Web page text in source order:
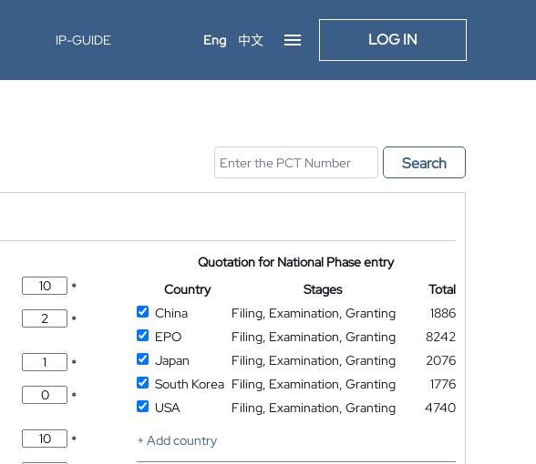
IP-GUIDE Eng 中文 LOG IN
Search
*
*
*
*
*
Quotation for National Phase entry
Country
Stages
Total
China
Filing, Examination, Granting
1886
EPO
Filing, Examination, Granting
8242
Japan
Filing, Examination, Granting
2076
South Korea Filing, Examination, Granting
1776
USA
Filing, Examination, Granting
4740
+ Add country